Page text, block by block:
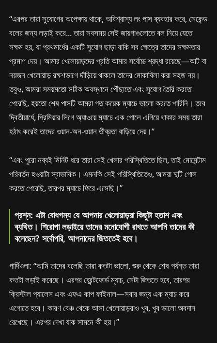
“এরপর তারা সুযোগের অপেক্ষায় থাকে, অবিশ্বাস্য লং পাস ব্যবহার করে, সেকেন্ড
বলের জন্য লড়াই করে... তারা সবসময় সেই জায়গাগুলোতে বল নিয়ে যেতে
সক্ষম হয়, যা প্রথমার্ধের একটি সুযোগ ছাড়া বাকি সব ক্ষেত্রে তাদের সক্ষমতার
প্রমাণ দেয়। আমার খেলোয়াড়দের প্রতি আমার সর্বোচ্চ শ্রদ্ধা রয়েছে—আট বা
নয়জন খেলোয়াড় রক্ষণভাগে দাঁড়িয়ে থাকলে তাদের মোকাবিলা করা সহজ নয়।
তবুও, আমরা সময়মতো সঠিক অবস্থানে পৌঁছাতে এবং সুযোগ তৈরি করতে
পেরেছি, হয়তো শেষ পাসটি আমরা গত কয়েক ম্যাচে ভালো করতে পারিনি। তবে
দ্বিতীয়ার্ধে, প্রিমিয়ার লিগে অ্যাওয়ে ম্যাচে এক গোলে এগিয়ে থাকার সময় তারা
হঠাৎ করেই তাদের ওয়ান-অন-ওয়ান তীব্রতা বাড়িয়ে দেয়।”
“এবং পুরো নব্বই মিনিট ধরে তারা সেই খেলার পরিস্থিতিতে ছিল, তাই মোমেন্টাম
পরিবর্তন হওয়াটা স্বাভাবিক। এমনকি সেই পরিস্থিতিতেও, আমরা দুটি গোল
করতে পেরেছি, তারপর ম্যাচে ফিরে এসেছি।”
প্রশ্ন: এটা বোধগম্য যে আপনার খেলোয়াড়রা কিছুটা হতাশ এবং
ব্যথিত। শিরোপা লড়াইয়ে তাদের মনোযোগী রাখতে আপনি তাদের কী
বলেছেন? সর্বোপরি, আপনাদের জিততেই হবে।
গার্দিওলা: “আমি তাদের বলেছি তারা কতটা ভালো, শুরু থেকে শেষ পর্যন্ত তারা
কতটা লড়াই করেছে। এরপর ব্রেন্টফোর্ড ম্যাচ, সেটা জিততে হবে, তারপর
ক্রিস্টাল প্যালেস এবং এফএ কাপ ফাইনাল—সবার জন্য এক ম্যাচ করে
এগোতে হবে। কারণ বেঞ্চ থেকে আসা খেলোয়াড়রাও খুব, খুব ভালো অবদান
রেখেছে। এরপর দেখা যাক সামনে কী হয়।”